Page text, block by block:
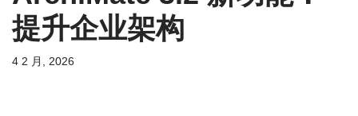
提升企业架构
4 2 月, 2026